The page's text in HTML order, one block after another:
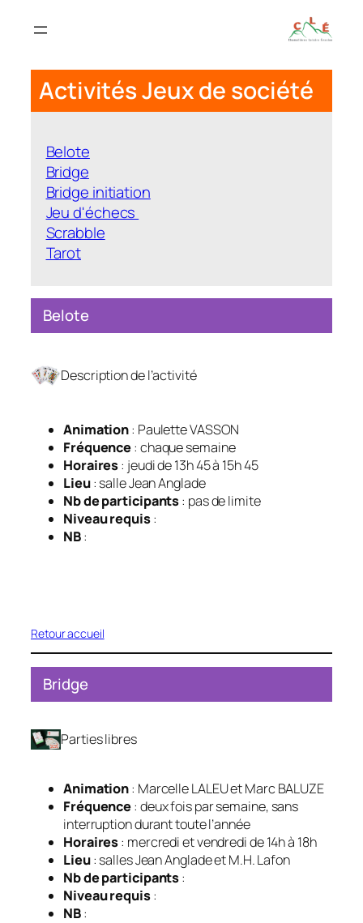
Activités Jeux de société
Belote
Bridge
Bridge initiation
Jeu d'échecs
Scrabble
Tarot
Belote
Description de l’activité
Animation: Paulette VASSON
Fréquence: chaque semaine
Horaires: jeudi de 13h 45 à 15h 45
Lieu: salle Jean Anglade
Nb de participants: pas de limite
Niveau requis:
NB:
Retour accueil
Bridge
Parties libres
Animation: Marcelle LALEU et Marc BALUZE
Fréquence: deux fois par semaine, sans
interruption durant toute l’année
Horaires: mercredi et vendredi de 14h à 18h
Lieu: salles Jean Anglade et M.H. Lafon
Nb de participants:
Niveau requis:
NB: